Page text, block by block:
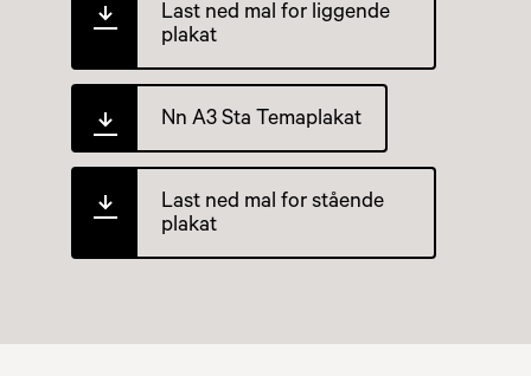
Last ned mal for liggende
plakat
Nn A3 Sta Temaplakat
Last ned mal for stående
plakat